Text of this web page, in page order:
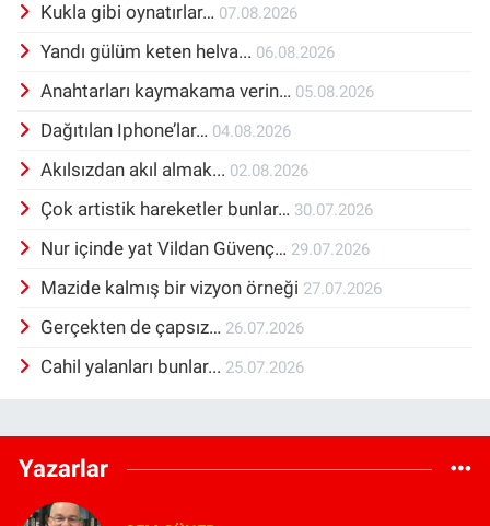
Kukla gibi oynatırlar… 07.08.2026
Yandı gülüm keten helva... 06.08.2026
Anahtarları kaymakama verin… 05.08.2026
Dağıtılan Iphone’lar… 04.08.2026
Akılsızdan akıl almak... 02.08.2026
Çok artistik hareketler bunlar… 30.07.2026
Nur içinde yat Vildan Güvenç… 29.07.2026
Mazide kalmış bir vizyon örneği 27.07.2026
Gerçekten de çapsız… 26.07.2026
Cahil yalanları bunlar... 25.07.2026
Yazarlar